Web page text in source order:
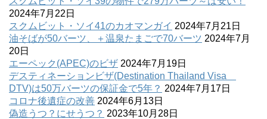
2024年7月22日
スクムビット・ソイ41のカオマンガイ 2024年7月21日
油そばが50バーツ、＋温泉たまごで70バーツ 2024年7月
20日
エーペック(APEC)のビザ 2024年7月19日
デスティネーションビザ(Destination Thailand Visa
DTV)は50万バーツの保証金で5年？ 2024年7月17日
コロナ後遺症の改善 2024年6月13日
偽造うつ？にせうつ？ 2023年10月28日